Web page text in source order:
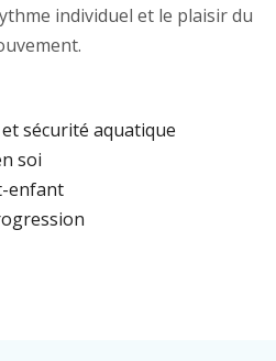
individuel et le plaisir du
sécurité aquatique
soi
enfant